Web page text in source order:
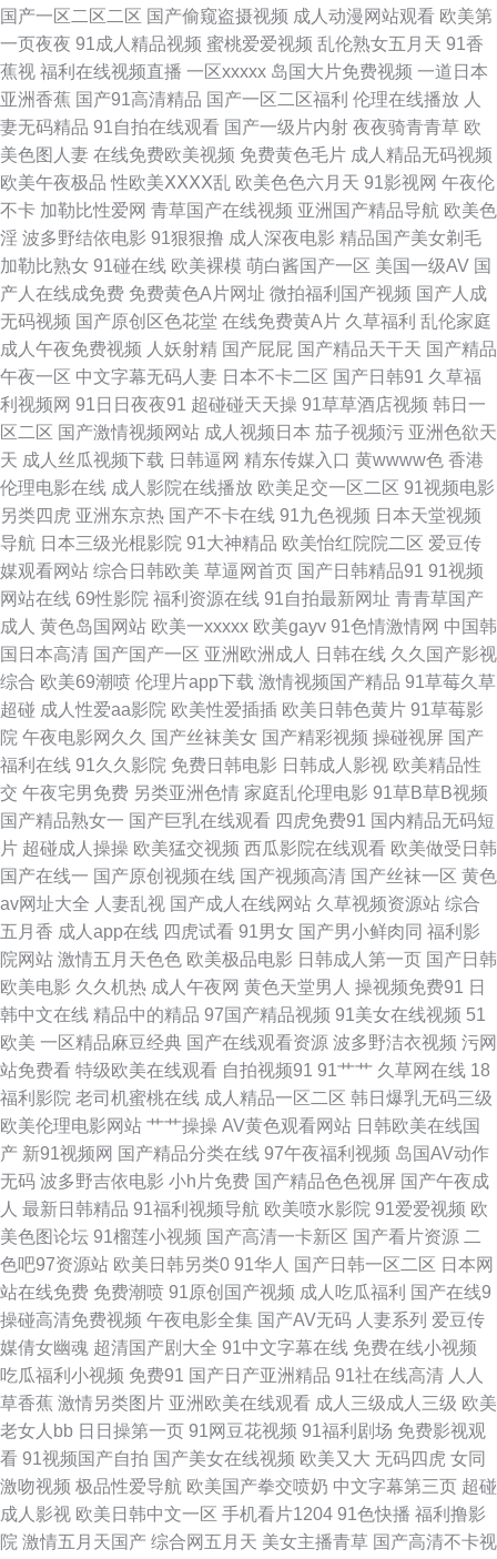
视频 91下载成人 激情综合色五月一区 国产精品视频一区二区三区麻豆传媒
欧美日韩一本递影视 能免费看电视的网站 国产精品视频第二页 亚洲91视频
蝌科 天美嘛豆mv 波多野衣A片 久久国产精品首页 福利社禁片 黄色精品国产
一区二区 老湿浮力院 午夜福利五月天 韩日三级 变态另类第二页 91网页免费
在线观看 美女又黄又白的网站 黑丝年轻少妇被狠狠后入 国产精品成人免费
观看 99精 中文字幕第一页 蜜桃久久av一区 欧美乱交一区二区 超碰香蕉网
国产精品自拍三级在线 亚洲精品黄网 91豆花高潮 精品国产美女主播福利 bt
种子下载网站 成人精品在线18 韩日一区二区三卡 丝袜白虎 91国产视频大全
久久婷婷综合精品 91色视 成人日本免费福利av 日韩18在线观看 91AV不卡
在线 欧美日韩重口味免费 天堂电影迅雷下载bt 国产精品首页首页 精品国产
久久久久久 爆操白虎 欧美韩日国产 青青网在线黄色片 麻豆旅游啪啪 欧美日
韩国产成人在线 自拍超碰 麻豆911 白丝足交 九一视频在 韩日AV免费影院 肏
屄网站 日本永久视频 一区二区.91成人 激情小说QVODAV 狠狠地日狠狠地操
国产福利网 3级网站免费大全 伊人青青 草逼的视频 欧美一卡在线观看 亚洲
一区在线 精品久久亚洲女厕 91免费链接 97资源视频总站 欧洲孰妇六区 亚洲
瑟色 黄色库网站 www.91色色.com 自拍成人视频在线一区 AV伊人导 日本视
频一极大片 在线免费毛片 精品久久AV 白洁福利视频 91性东方下载 少妇老
师和李明 91在线日本精品 欧美啪一区 人人干25p 精品人妻人人操 极品天堂
肏屄无码日韩 91传媒mv 久久精品网aV 波多野洁衣A级 日韩一二三精品 91
豆花漫 久久av色婷婷影视 91探花福利在线 在线小视频 欧美日韩中色色 三级
视频网站 国产精品女一区 色网五月婷婷 欧美成人网片 青青狼人香蕉草 国产
輪姦一区在线观看 九十一色 国产日韩久久精国产 操逼八区 AV91在线播放
欧美三级黄色 后入影院 久久老司机 大香蕉影占91 国产第一页福利 伊人久久
精品区 超碰人人网 天堂素人约 91传媒免费看 九一色色在现观看 欧一美一性
一交一大一片-精品久久一 国产在线欧美 91乱轮视频 福利姬国产在线观看
91网页免费看 亚洲最大淫色 精品一区日韩 影音先锋av成人 97资源站人妻
91九色123区 成人深夜免费 亚洲日韩人妻九九婷婷 九1网页破解免费版 av成
人资源 久久资源456 精品一二区电影 久久com 三级视频东京热 久久人人妻
国产一区二区二区 国产偷窥盗摄视频 成人动漫网站观看 欧美第
一页夜夜 91成人精品视频 蜜桃爱爱视频 乱伦熟女五月天 91香
蕉视 福利在线视频直播 一区xxxxx 岛国大片免费视频 一道日本
亚洲香蕉 国产91高清精品 国产一区二区福利 伦理在线播放 人
妻无码精品 91自拍在线观看 国产一级片内射 夜夜骑青青草 欧
美色图人妻 在线免费欧美视频 免费黄色毛片 成人精品无码视频
欧美午夜极品 性欧美ⅩⅩⅩⅩ乱 欧美色色六月天 91影视网 午夜伦
不卡 加勒比性爱网 青草国产在线视频 亚洲国产精品导航 欧美色
淫 波多野结依电影 91狠狠撸 成人深夜电影 精品国产美女剃毛
加勒比熟女 91碰在线 欧美裸模 萌白酱国产一区 美国一级AV 国
产人在线成免费 免费黄色A片网址 微拍福利国产视频 国产人成
无码视频 国产原创区色花堂 在线免费黄A片 久草福利 乱伦家庭
成人午夜免费视频 人妖射精 国产屁屁 国产精品天干天 国产精品
午夜一区 中文字幕无码人妻 日本不卡二区 国产日韩91 久草福
利视频网 91日日夜夜91 超碰碰天天操 91草草酒店视频 韩日一
区二区 国产激情视频网站 成人视频日本 茄子视频污 亚洲色欲天
天 成人丝瓜视频下载 日韩逼网 精东传媒入口 黄wwww色 香港
伦理电影在线 成人影院在线播放 欧美足交一区二区 91视频电影
另类四虎 亚洲东京热 国产不卡在线 91九色视频 日本天堂视频
导航 日本三级光棍影院 91大神精品 欧美怡红院院二区 爱豆传
媒观看网站 综合日韩欧美 草逼网首页 国产日韩精品91 91视频
网站在线 69性影院 福利资源在线 91自拍最新网址 青青草国产
成人 黄色岛国网站 欧美一xxxxx 欧美gayv 91色情激情网 中国韩
国日本高清 国产国产一区 亚洲欧洲成人 日韩在线 久久国产影视
综合 欧美69潮喷 伦理片app下载 激情视频国产精品 91草莓久草
超碰 成人性爱aa影院 欧美性爱插插 欧美日韩色黄片 91草莓影
院 午夜电影网久久 国产丝袜美女 国产精彩视频 操碰视屏 国产
福利在线 91久久影院 免费日韩电影 日韩成人影视 欧美精品性
交 午夜宅男免费 另类亚洲色情 家庭乱伦理电影 91草B草B视频
国产精品熟女一 国产巨乳在线观看 四虎免费91 国内精品无码短
片 超碰成人操操 欧美猛交视频 西瓜影院在线观看 欧美做受日韩
国产在线一 国产原创视频在线 国产视频高清 国产丝袜一区 黄色
av网址大全 人妻乱视 国产成人在线网站 久草视频资源站 综合
五月香 成人app在线 四虎试看 91男女 国产男小鲜肉同 福利影
院网站 激情五月天色色 欧美极品电影 日韩成人第一页 国产日韩
欧美电影 久久机热 成人午夜网 黄色天堂男人 操视频免费91 日
韩中文在线 精品中的精品 97国产精品视频 91美女在线视频 51
欧美 一区精品麻豆经典 国产在线观看资源 波多野洁衣视频 污网
站免费看 特级欧美在线观看 自拍视频91 91艹艹 久草网在线 18
福利影院 老司机蜜桃在线 成人精品一区二区 韩日爆乳无码三级
欧美伦理电影网站 艹艹操操 AV黄色观看网站 日韩欧美在线国
产 新91视频网 国产精品分类在线 97午夜福利视频 岛国AV动作
无码 波多野吉依电影 小h片免费 国产精品色色视屏 国产午夜成
人 最新日韩精品 91福利视频导航 欧美喷水影院 91爱爱视频 欧
美色图论坛 91榴莲小视频 国产高清一卡新区 国产看片资源 二
色吧97资源站 欧美日韩另类0 91华人 国产日韩一区二区 日本网
站在线免费 免费潮喷 91原创国产视频 成人吃瓜福利 国产在线9
操碰高清免费视频 午夜电影全集 国产AV无码 人妻系列 爱豆传
媒倩女幽魂 超清国产剧大全 91中文字幕在线 免费在线小视频
吃瓜福利小视频 免费91 国产日产亚洲精品 91社在线高清 人人
草香蕉 激情另类图片 亚洲欧美在线观看 成人三级成人三级 欧美
老女人bb 日日操第一页 91网豆花视频 91福利剧场 免费影视观
看 91视频国产自拍 国产美女在线视频 欧美又大 无码四虎 女同
激吻视频 极品性爱导航 欧美国产拳交喷奶 中文字幕第三页 超碰
成人影视 欧美日韩中文一区 手机看片1204 91色快播 福利撸影
院 激情五月天国产 综合网五月天 美女主播青草 国产高清不卡视